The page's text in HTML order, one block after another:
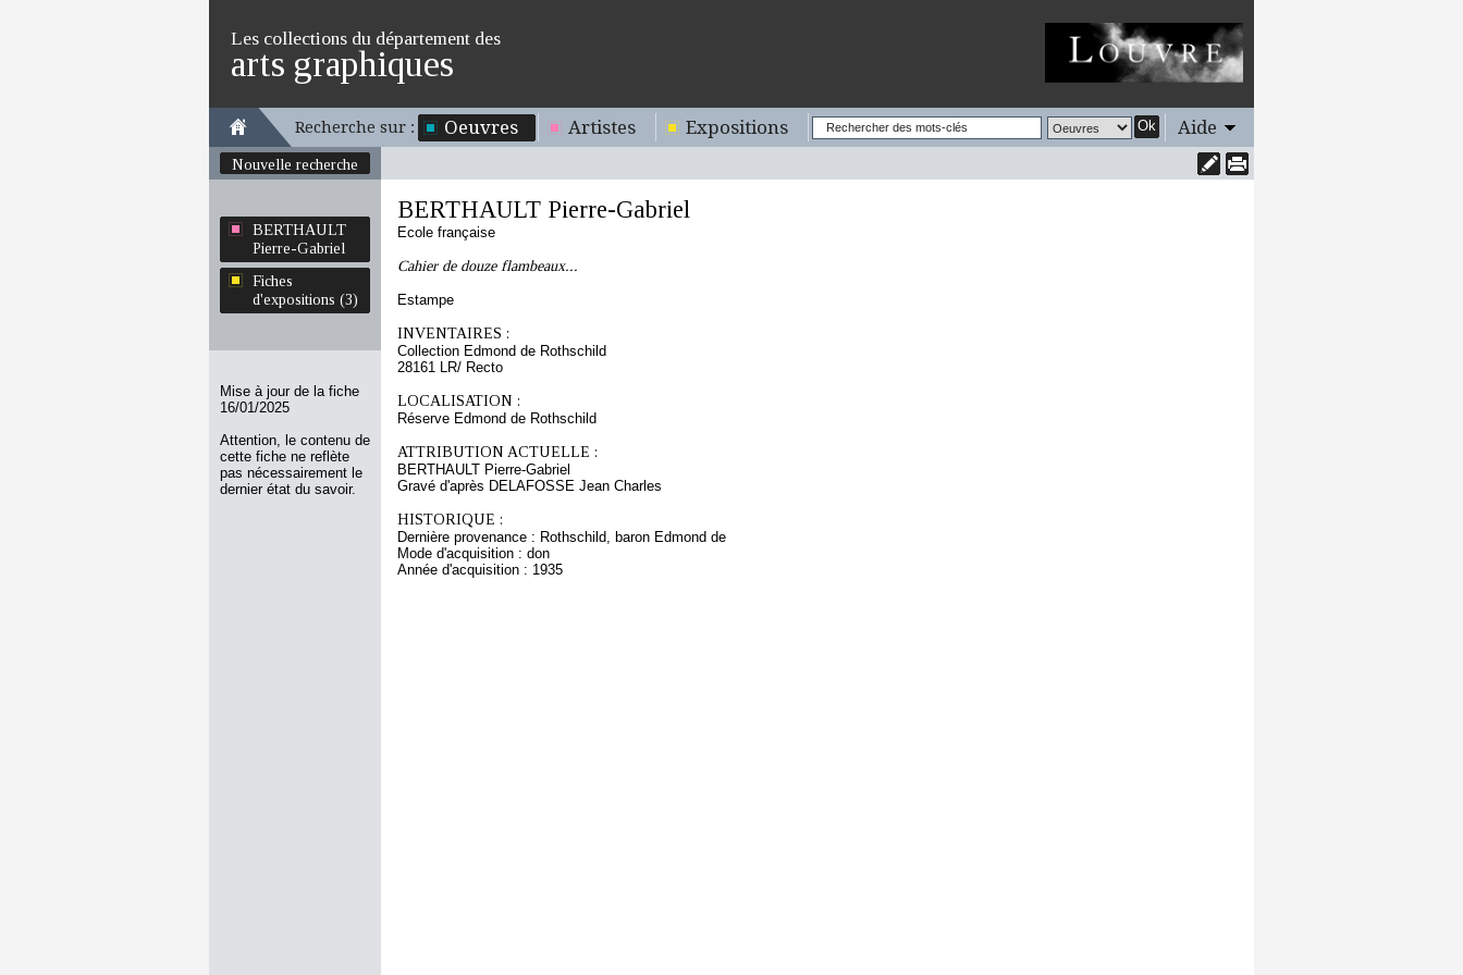
Les collections du département des
arts graphiques
Recherche sur : Oeuvres Artistes Expositions Ok Aide
Nouvelle recherche
BERTHAULT
Pierre-Gabriel
Fiches
d'expositions (3)
Mise à jour de la fiche
16/01/2025
Attention, le contenu de
cette fiche ne reflète
pas nécessairement le
dernier état du savoir.
BERTHAULT Pierre-Gabriel
Ecole française
Cahier de douze flambeaux...
Estampe
INVENTAIRES :
Collection Edmond de Rothschild
28161 LR/ Recto
LOCALISATION :
Réserve Edmond de Rothschild
ATTRIBUTION ACTUELLE :
BERTHAULT Pierre-Gabriel
Gravé d'après DELAFOSSE Jean Charles
HISTORIQUE :
Dernière provenance : Rothschild, baron Edmond de
Mode d'acquisition : don
Année d'acquisition : 1935